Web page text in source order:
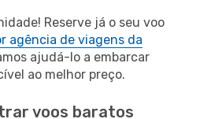
Reserve já o seu voo
agência de viagens da
ajudá-lo a embarcar
ao melhor preço.
voos baratos